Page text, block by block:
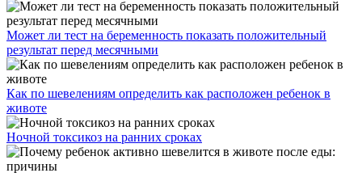
Может ли тест на беременность показать положительный
результат перед месячными
Как по шевелениям определить как расположен ребенок в
животе
Ночной токсикоз на ранних сроках